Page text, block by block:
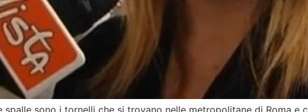
spalle sono i tornelli che si trovano nelle metropolitane di Roma